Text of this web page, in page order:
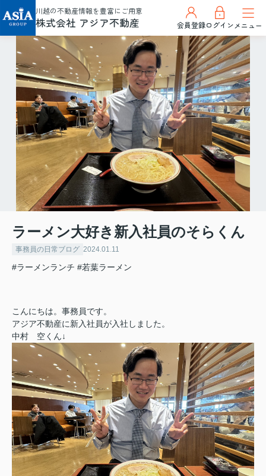
川越の不動産情報を豊富にご用意
株式会社 アジア不動産 会員登録ログインメニュー
ラーメン大好き新入社員のそらくん
事務員の日常ブログ 2024.01.11
#ラーメンランチ #若葉ラーメン
こんにちは。事務員です。
アジア不動産に新入社員が入社しました。
中村 空くん↓